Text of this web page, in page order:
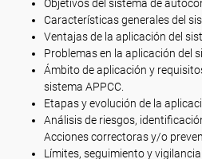
Objetivos del sistema de
Características generales del
Ventajas de la aplicación del
Problemas en la aplicación del
Ámbito de aplicación y
sistema APPCC.
Etapas y evolución de la
Análisis de riesgos,
Acciones correctoras y/o
Límites, seguimiento y